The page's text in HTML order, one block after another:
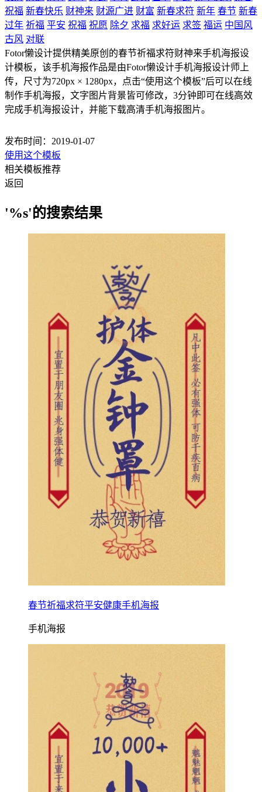
祝福 新春快乐 财神来 财源广进 财富 新春求符 新年 春节 新春
过年 祈福 平安 祝福 祝愿 除夕 求福 求好运 求签 福运 中国风
古风 对联
Fotor懒设计提供精美原创的春节祈福求符财神来手机海报设
计模板，该手机海报作品是由Fotor懒设计手机海报设计师上
传，尺寸为720px × 1280px，点击“使用这个模板”后可以在线
制作手机海报，文字图片背景皆可修改，3分钟即可在线高效
完成手机海报设计，并能下载高清手机海报图片。
发布时间：2019-01-07
使用这个模板
相关模板推荐
返回
'%s'的搜索结果
春节祈福求符平安健康手机海报
手机海报